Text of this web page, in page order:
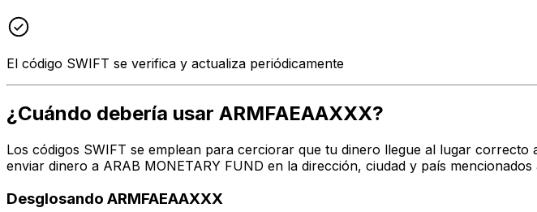
El código SWIFT se verifica y actualiza periódicamente
¿Cuándo debería usar ARMFAEAAXXX?
Los códigos SWIFT se emplean para cerciorar que tu dinero llegue al lugar
enviar dinero a ARAB MONETARY FUND en la dirección, ciudad y país
Desglosando ARMFAEAAXXX